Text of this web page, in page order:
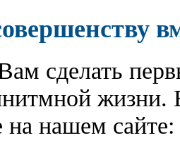
сделать
жизни.
на нашем сайте: